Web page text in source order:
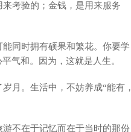
考验的；金钱，是用来服务
同时拥有硕果和繁花。你要学
气和。因为，这就是人生。
月。生活中，不妨养成“能有，
不在于记忆而在于当时的那份